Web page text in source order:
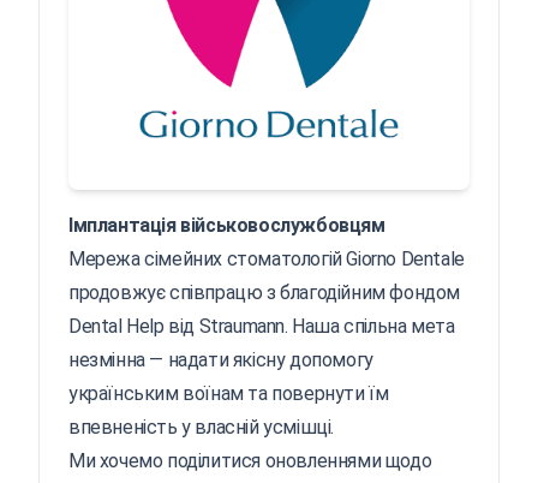
Імплантація військовослужбовцям
Мережа сімейних стоматологій Giorno Dentale
продовжує співпрацю з благодійним фондом
Dental Help від Straumann. Наша спільна мета
незмінна — надати якісну допомогу
українським воїнам та повернути їм
впевненість у власній усмішці.
Ми хочемо поділитися оновленнями щодо